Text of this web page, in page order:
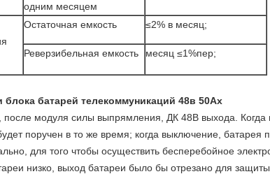
одним месяцем
Остаточная емкость ≤2% в месяц;
Реверзибельная емкость месяц ≤1%пер;
блока батарей телекоммуникаций 48в 50Ах
после модуля силы выпрямления, ДК 48В выхода. Когда
поручен в то же время; когда выключение, батарея
для того чтобы осуществить бесперебойное
низко, выход батареи было бы отрезано для